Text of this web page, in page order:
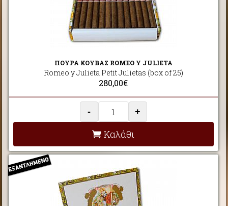
ΠΟΥΡΑ ΚΟΥΒΑΣ ROMEO Y JULIETA
Romeo y Julieta Petit Julietas (box of 25)
280,00€
- +
Καλάθι